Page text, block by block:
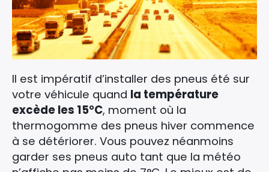
Il est impératif d’installer des pneus été sur
votre véhicule quand la température
excède les 15°C, moment où la
thermogomme des pneus hiver commence
à se détériorer. Vous pouvez néanmoins
garder ses pneus auto tant que la météo